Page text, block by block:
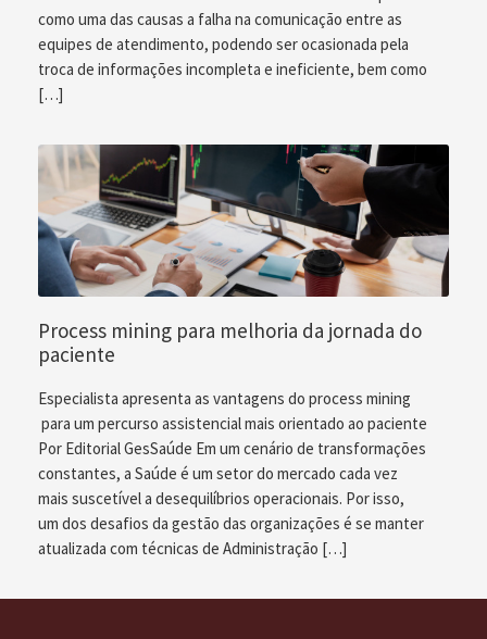
como uma das causas a falha na comunicação entre as
equipes de atendimento, podendo ser ocasionada pela
troca de informações incompleta e ineficiente, bem como
[…]
Process mining para melhoria da jornada do
paciente
Especialista apresenta as vantagens do process mining
para um percurso assistencial mais orientado ao paciente
Por Editorial GesSaúde Em um cenário de transformações
constantes, a Saúde é um setor do mercado cada vez
mais suscetível a desequilíbrios operacionais. Por isso,
um dos desafios da gestão das organizações é se manter
atualizada com técnicas de Administração […]